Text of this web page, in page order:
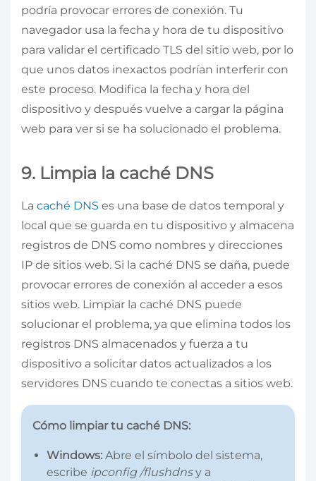
podría provocar errores de conexión. Tu
navegador usa la fecha y hora de tu dispositivo
para validar el certificado TLS del sitio web, por lo
que unos datos inexactos podrían interferir con
este proceso. Modifica la fecha y hora del
dispositivo y después vuelve a cargar la página
web para ver si se ha solucionado el problema.
9. Limpia la caché DNS
La caché DNS es una base de datos temporal y
local que se guarda en tu dispositivo y almacena
registros de DNS como nombres y direcciones
IP de sitios web. Si la caché DNS se daña, puede
provocar errores de conexión al acceder a esos
sitios web. Limpiar la caché DNS puede
solucionar el problema, ya que elimina todos los
registros DNS almacenados y fuerza a tu
dispositivo a solicitar datos actualizados a los
servidores DNS cuando te conectas a sitios web.
Cómo limpiar tu caché DNS:
Windows: Abre el símbolo del sistema,
escribe ipconfig /flushdnsy a